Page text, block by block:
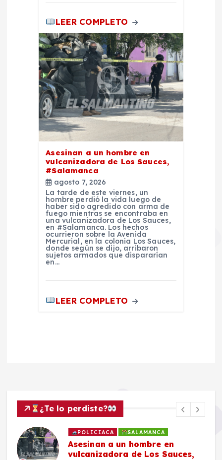
LEER COMPLETO
Asesinan a un hombre en
vulcanizadora de Los Sauces,
#Salamanca
agosto 7, 2026
La tarde de este viernes, un
hombre perdió la vida luego de
haber sido agredido con arma de
fuego mientras se encontraba en
una vulcanizadora de Los Sauces,
en #Salamanca. Los hechos
ocurrieron sobre la Avenida
Mercurial, en la colonia Los Sauces,
donde según se dijo, arribaron
sujetos armados que dispararían
en…
LEER COMPLETO
¿Te lo perdiste?
POLICIACA SALAMANCA
Asesinan a un hombre en
vulcanizadora de Los Sauces,